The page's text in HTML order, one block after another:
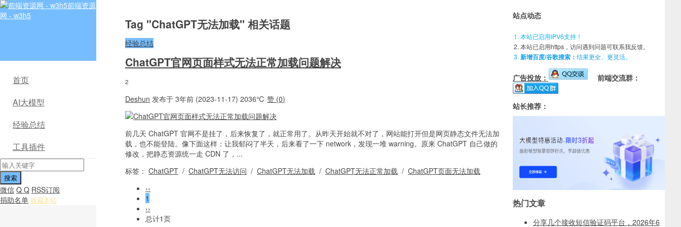
前端资源
网 - w3h5
首页
AI大模型
经验总结
工具插件
微信 Q Q RSS订阅
捐助名单 收藏本站
Tag "ChatGPT无法加载" 相关话题
经验总结
ChatGPT官网页面样式无法正常加载问题解决
2
Deshun 发布于 3年前 (2023-11-17) 2036℃ 赞 (0)
前几天 ChatGPT 官网不是挂了，后来恢复了，就正常用了。从昨天开始就不对了，网站能打开但是网页静态文件无法加
载，也不能登陆。像下面这样：让我郁闷了半天，后来看了一下 network，发现一堆 warning。原来 ChatGPT 自己做的
修改，把静态资源统一走 CDN 了，...
标签： ChatGPT / ChatGPT无法访问 / ChatGPT无法加载 / ChatGPT无法正常加载 / ChatGPT页面无法加载
‹‹
1
››
总计1页
站点动态
本站已启用IPV6支持！
本站已启用https，访问遇到问题可联系我反馈。
新增百度/谷歌搜索： 结果更全、更灵活。
广告投放： 前端交流群：
站长推荐：
热门文章
分享几个接收短信验证码平台，2026年6